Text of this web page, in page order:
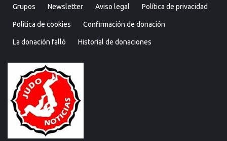
Grupos Newsletter Aviso legal Política de privacidad
Política de cookies Confirmación de donación
La donación falló Historial de donaciones